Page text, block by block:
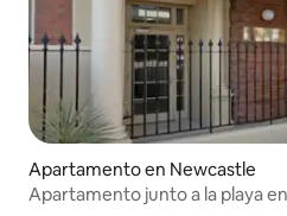
Apartamento en Newcastle
Apartamento junto a la playa